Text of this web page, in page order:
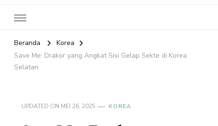
Beranda
Korea
Save Me: Drakor yang Angkat Sisi Gelap Sekte di Korea
Selatan
UPDATED ON MEI 26, 2025 KOREA